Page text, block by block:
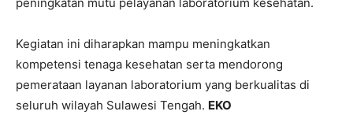
Kegiatan ini diharapkan mampu meningkatkan
kompetensi tenaga kesehatan serta mendorong
pemerataan layanan laboratorium yang berkualitas di
seluruh wilayah Sulawesi Tengah. EKO